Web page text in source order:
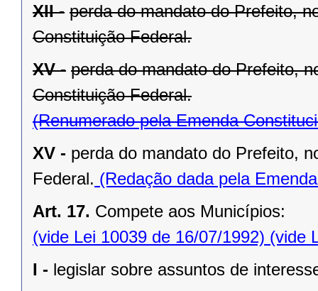
XII - perda do mandato do Prefeito,
Constituição Federal.
XV - perda do mandato do Prefeito,
Constituição Federal.
(Renumerado pela Emenda
XV - perda do mandato do Prefeito,
Federal. (Redação dada pela
Art. 17. Compete aos Municípios:
(vide Lei 10039 de 16/07/1992) (vide
I - legislar sobre assuntos de